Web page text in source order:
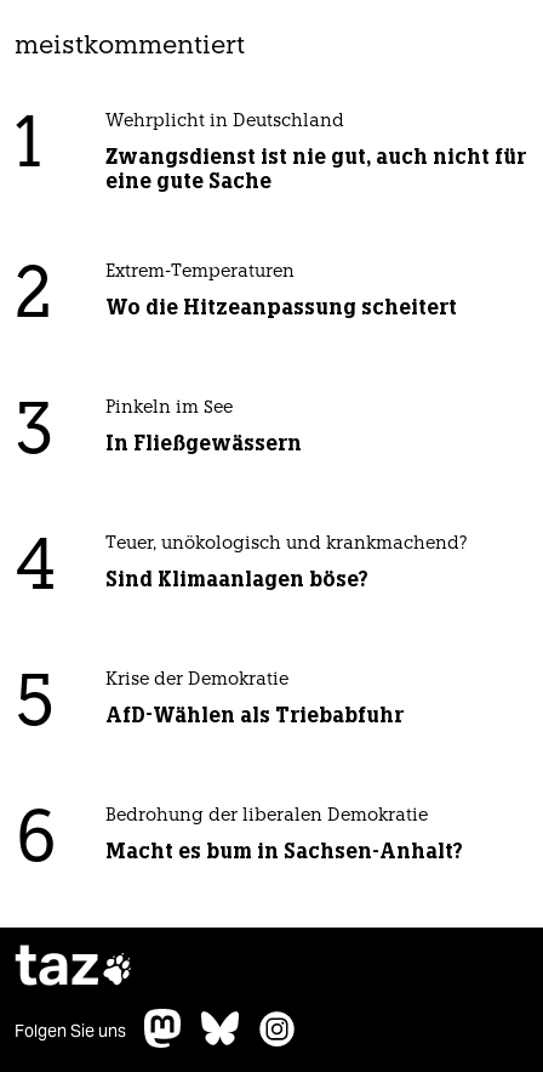
meistkommentiert
1 Wehrplicht in Deutschland
Zwangsdienst ist nie gut, auch nicht für
eine gute Sache
2 Extrem-Temperaturen
Wo die Hitzeanpassung scheitert
3 Pinkeln im See
In Fließgewässern
4 Teuer, unökologisch und krankmachend?
Sind Klimaanlagen böse?
5 Krise der Demokratie
AfD-Wählen als Triebabfuhr
6 Bedrohung der liberalen Demokratie
Macht es bum in Sachsen-Anhalt?
taz
Folgen Sie uns